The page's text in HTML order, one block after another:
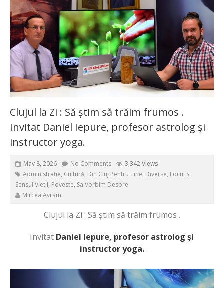
Clujul la Zi : Să știm să trăim frumos .
Invitat Daniel Iepure, profesor astrolog și
instructor yoga.
May 8, 2026 No Comments
3,342 Views
Administrație, Cultură, Din Cluj Pentru Tine, Diverse, Locul Si
Sensul Vietii, Poveste, Sa Vorbim Despre
Mircea Avram
Clujul la Zi : Să știm să trăim frumos .
Invitat Daniel Iepure, profesor astrolog și
instructor yoga.